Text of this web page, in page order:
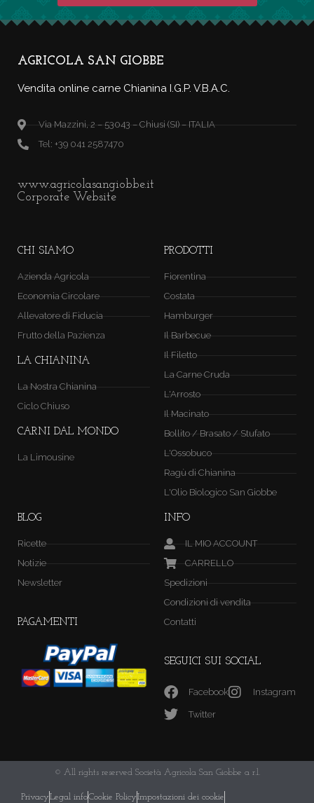
AGRICOLA SAN GIOBBE
Vendita online carne Chianina I.G.P. V.B.A.C.
Via Mazzini, 2 – 53043 – Chiusi (SI) – ITALIA
Tel: +39 041 2587470
www.agricolasangiobbe.it
Corporate Website
CHI SIAMO
Azienda Agricola
Economia Circolare
Allevatore di Fiducia
Frutto della Pazienza
LA CHIANINA
La Nostra Chianina
Ciclo Chiuso
CARNI DAL MONDO
La Limousine
PRODOTTI
Fiorentina
Costata
Hamburger
Il Barbecue
Il Filetto
La Carne Cruda
L'Arrosto
Il Macinato
Bollito / Brasato / Stufato
L'Ossobuco
Ragù di Chianina
L'Olio Biologico San Giobbe
BLOG
Ricette
Notizie
Newsletter
PAGAMENTI
INFO
IL MIO ACCOUNT
CARRELLO
Spedizioni
Condizioni di vendita
Contatti
SEGUICI SUI SOCIAL
Facebook Instagram
Twitter
© All rights reserved Società Agricola San Giobbe a r.l.
PrivacyLegal infoCookie PolicyImpostazioni dei cookie